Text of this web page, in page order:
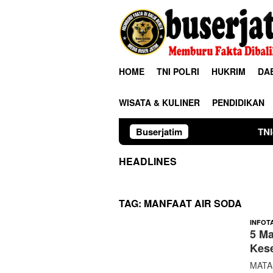
HOME TNI POLRI HUKRIM
WISATA & KULINER PENDIDIKAN
Buserjatim TNI-Polri Kawal
HEADLINES
TAG: MANFAAT AIR SODA
5